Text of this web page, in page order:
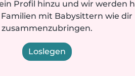
Profil hinzu und wir werden
mit Babysittern wie dir
zusammenzubringen.
Loslegen